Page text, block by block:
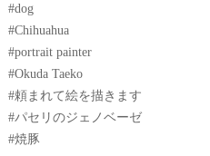
#dog
#Chihuahua
#portrait painter
#Okuda Taeko
#頼まれて絵を描きます
#パセリのジェノベーゼ
#焼豚